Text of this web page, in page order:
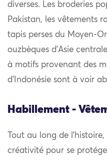
diverses. Les broderies
Pakistan, les vêtements
tapis perses du Moyen-
ouzbèques d’Asie
à motifs provenant des
d’Indonésie sont à voir
Habillement -
Tout au long de
créativité pour se